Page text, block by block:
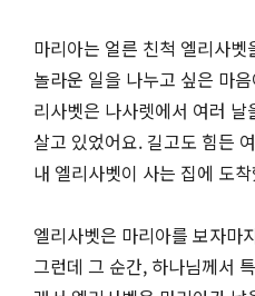
마리아는 얼른 친척 엘리사
놀라운 일을 나누고 싶은 마
리사벳은 나사렛에서 여러
살고 있었어요. 길고도 힘든
내 엘리사벳이 사는 집에 도
엘리사벳은 마리아를 보자마
그런데 그 순간, 하나님께서